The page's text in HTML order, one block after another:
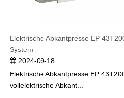
Elektrische Abkantpresse EP
System
2024-09-18
Elektrische Abkantpresse EP
vollelektrische Abkant...